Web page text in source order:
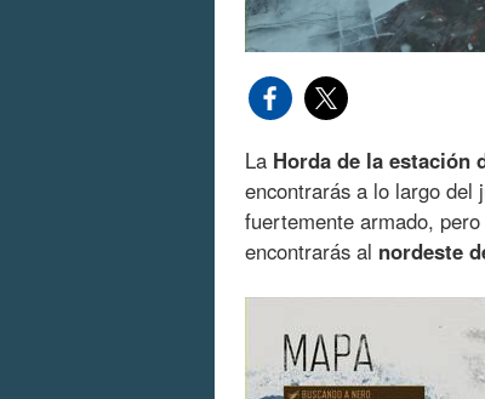
La Horda de la estación
encontrarás a lo largo del
fuertemente armado,
encontrarás al nordeste